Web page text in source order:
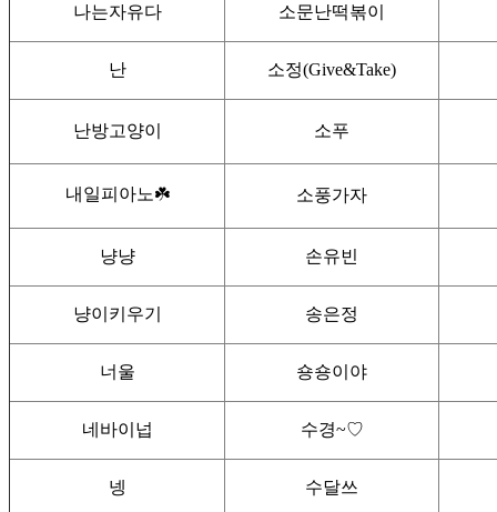
나는자유다 소문난떡볶이
난 소정(Give&Take)
난방고양이 소푸
내일피아노☘️ 소풍가자
냥냥 손유빈
냥이키우기 송은정
너울 숑숑이야
네바이넙 수경~♡
넹 수달쓰